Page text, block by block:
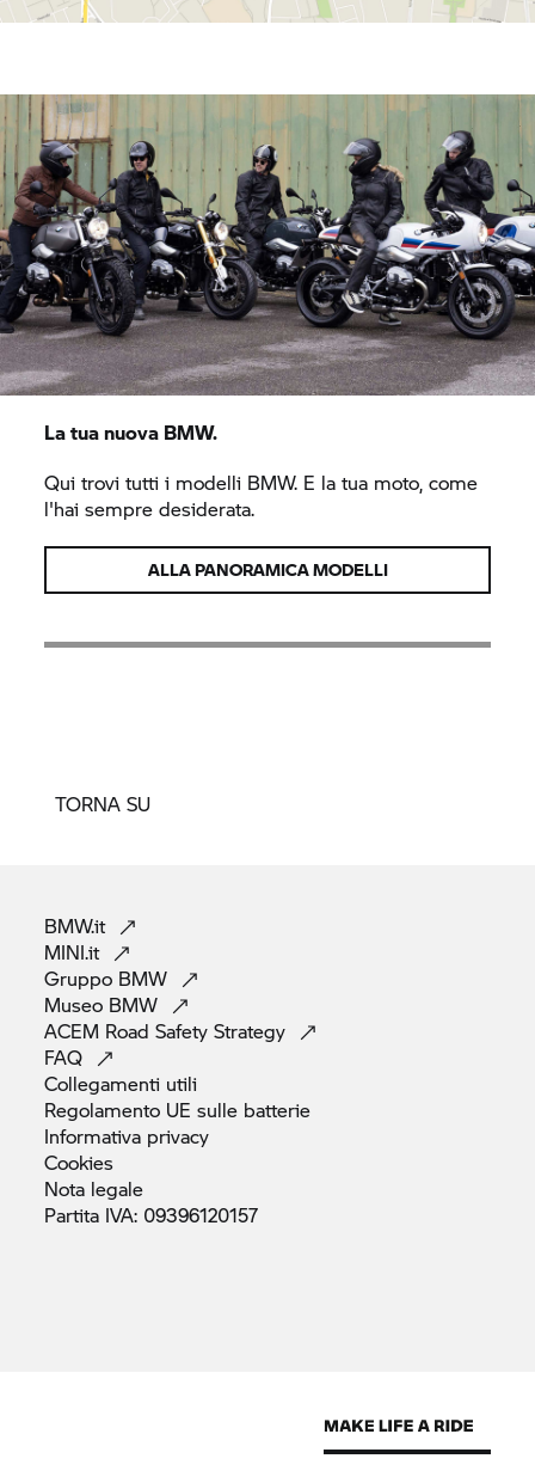
La tua nuova BMW.
Qui trovi tutti i modelli BMW. E la tua moto, come
l'hai sempre desiderata.
ALLA PANORAMICA MODELLI
TORNA SU
BMW.it
MINI.it
Gruppo BMW
Museo BMW
ACEM Road SafetyStrategy
FAQ
Collegamenti utili
Regolamento UE sulle batterie
Informativa privacy
Cookies
Nota legale
Partita IVA: 09396120157